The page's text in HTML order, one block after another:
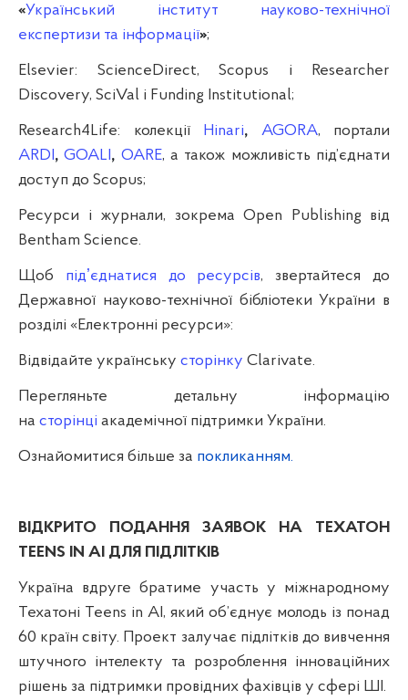
«Український інститут науково-технічної
експертизи та інформації»;
Elsevier: ScienceDirect, Scopus і Researcher
Discovery, SciVal і Funding Institutional;
Research4Life: колекції Hinari, AGORA, портали
ARDI ,GOALI , OARE,а також можливість під’єднати
доступ до Scopus;
Ресурси і журнали, зокрема Open Publishing від
Bentham Science.
Щоб підʼєднатися до ресурсів,звертайтеся до
Державної науково-технічної бібліотеки України в
розділі «Електронні ресурси»:
Відвідайте українську сторінку Clarivate.
Перегляньте детальну інформацію
на сторінці академічної підтримки України.
Ознайомитися більше за покликанням.
ВІДКРИТО ПОДАННЯ ЗАЯВОК НА ТЕХАТОН
TEENS IN AI ДЛЯ ПІДЛІТКІВ
Україна вдруге братиме участь у міжнародному
Техатоні Teens in AI, який об’єднує молодь із понад
60 країн світу. Проект залучає підлітків до вивчення
штучного інтелекту та розроблення інноваційних
рішень за підтримки провідних фахівців у сфері ШІ.